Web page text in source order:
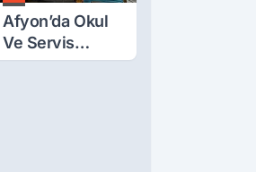
Afyon’da Okul
Ve Servis
Ücretleri